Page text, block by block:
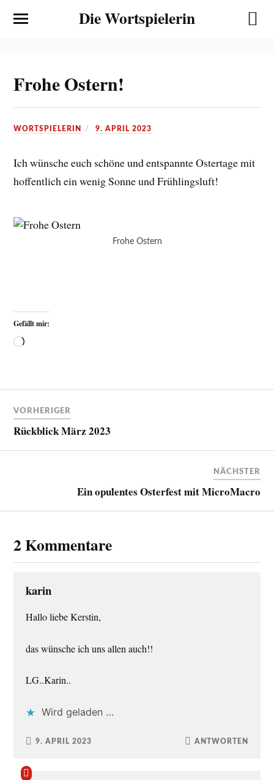
Die Wortspielerin
Frohe Ostern!
WORTSPIELERIN 9. APRIL 2023
Ich wünsche euch schöne und entspannte Ostertage mit
hoffentlich ein wenig Sonne und Frühlingsluft!
Frohe Ostern
Gefällt mir:
VORHERIGER
Rückblick März 2023
NÄCHSTER
Ein opulentes Osterfest mit MicroMacro
2 Kommentare
karin
Hallo liebe Kerstin,
das wünsche ich uns allen auch!!
LG..Karin..
Wird geladen …
9. APRIL 2023 ANTWORTEN